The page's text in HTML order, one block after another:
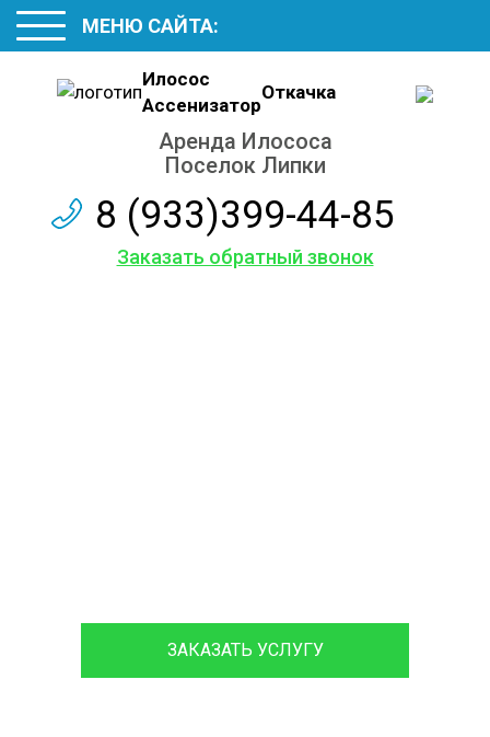
Илосос
Ассенизатор
Откачка
Аренда Илососа
Поселок Липки
8 (933)399-44-85
Заказать обратный звонок
МЕНЮ САЙТА:
ЗАКАЗАТЬ УСЛУГУ